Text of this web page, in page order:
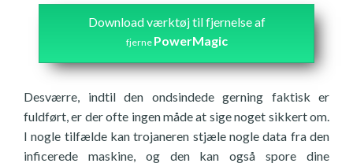
Download værktøj til fjernelse af
fjerne PowerMagic
Desværre, indtil den ondsindede gerning faktisk er
fuldført, er der ofte ingen måde at sige noget sikkert om.
I nogle tilfælde kan trojaneren stjæle nogle data fra den
inficerede maskine, og den kan også spore dine